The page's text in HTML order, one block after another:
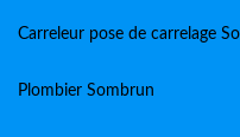
Carreleur pose de carrelage
Plombier Sombrun